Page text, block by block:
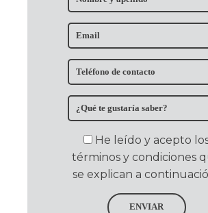
He leído y acepto
términos y condiciones
se explican a
ENVIAR